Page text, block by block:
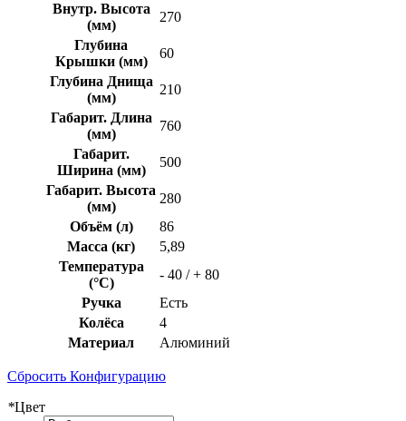
Внутр. Высота
(мм)
270
Глубина
Крышки (мм)
60
Глубина Днища
(мм)
210
Габарит. Длина
(мм)
760
Габарит.
Ширина (мм)
500
Габарит. Высота
(мм)
280
Объём (л)
86
Масса (кг)
5,89
Температура
(°C)
- 40 / + 80
Ручка
Есть
Колёса
4
Материал
Алюминий
Сбросить Конфигурацию
*Цвет